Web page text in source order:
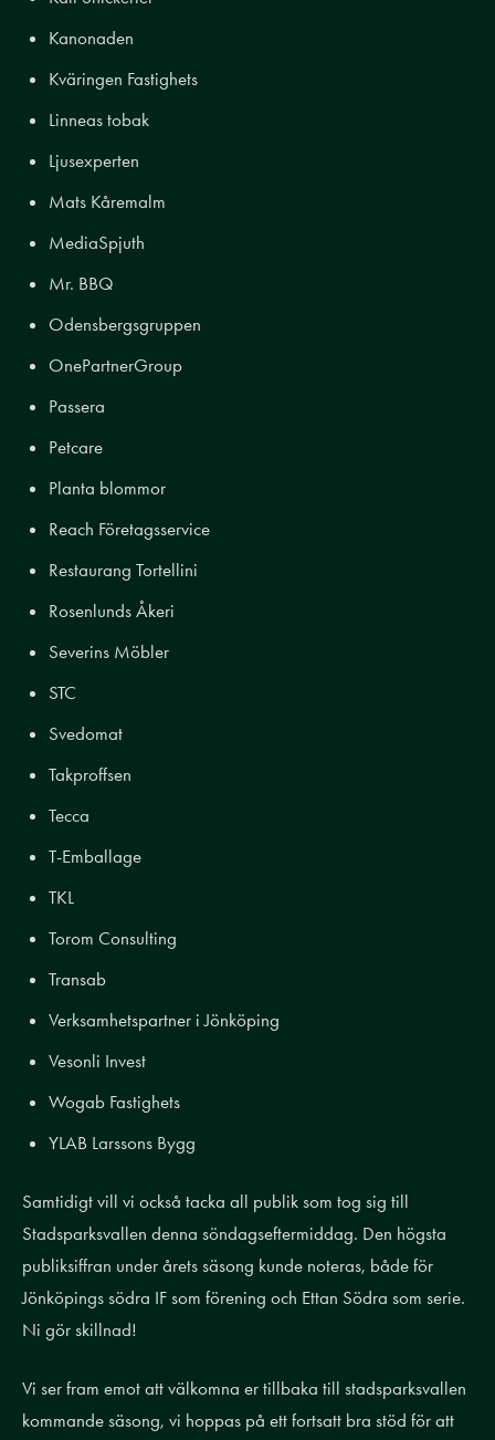
Kanonaden
Kväringen Fastighets
Linneas tobak
Ljusexperten
Mats Kåremalm
MediaSpjuth
Mr. BBQ
Odensbergsgruppen
OnePartnerGroup
Passera
Petcare
Planta blommor
Reach Företagsservice
Restaurang Tortellini
Rosenlunds Åkeri
Severins Möbler
STC
Svedomat
Takproffsen
Tecca
T-Emballage
TKL
Torom Consulting
Transab
Verksamhetspartner i Jönköping
Vesonli Invest
Wogab Fastighets
YLAB Larssons Bygg
Samtidigt vill vi också tacka all publik som tog sig till
Stadsparksvallen denna söndagseftermiddag. Den högsta
publiksiffran under årets säsong kunde noteras, både för
Jönköpings södra IF som förening och Ettan Södra som serie.
Ni gör skillnad!
Vi ser fram emot att välkomna er tillbaka till stadsparksvallen
kommande säsong, vi hoppas på ett fortsatt bra stöd för att